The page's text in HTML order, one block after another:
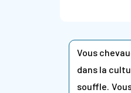
Vous
dans la
souffle.